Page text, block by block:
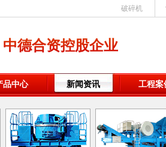
破碎机
中德合资控股企业
品中心 新闻资讯 工程案